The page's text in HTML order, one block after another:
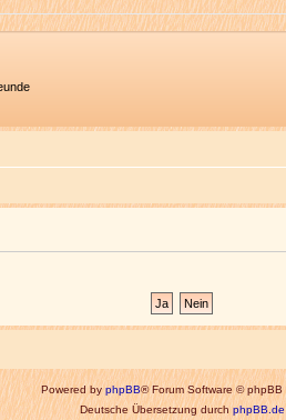
Powered byphpBB® Forum Software © phpBB
Deutsche Übersetzung durchphpBB.de